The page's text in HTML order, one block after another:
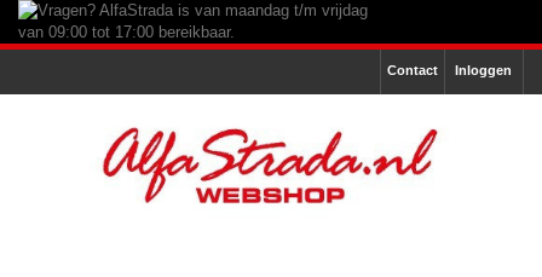
Inloggen
Contact